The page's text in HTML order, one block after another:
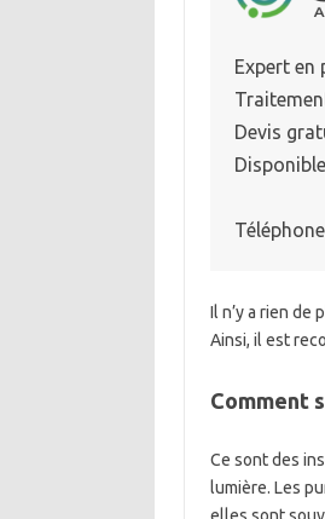
Expert en
Devis
Il n’y a rien
Ainsi, il est
Comment
Ce sont des
lumière. Les
elles sont